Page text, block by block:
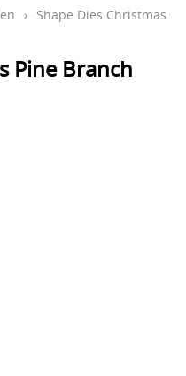
› Shape Dies Christmas
Pine Branch